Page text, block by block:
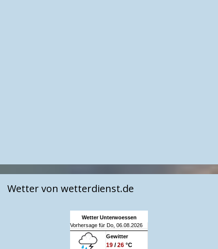
Wetter von wetterdienst.de
Wetter Unterwoessen
Vorhersage für Do, 06.08.2026
Gewitter
19 /26 °C